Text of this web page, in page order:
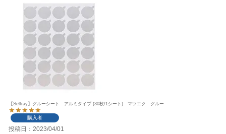
【Selfray】グルーシート アルミタイプ (30枚/1シート) マツエク グルー
購入者
投稿日 2023/04/01